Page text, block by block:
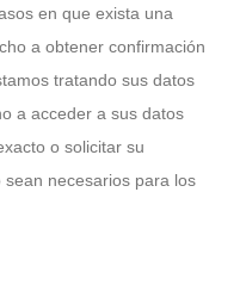
en que exista una
a obtener confirmación
tratando sus datos
a acceder a sus datos
o solicitar su
necesarios para los